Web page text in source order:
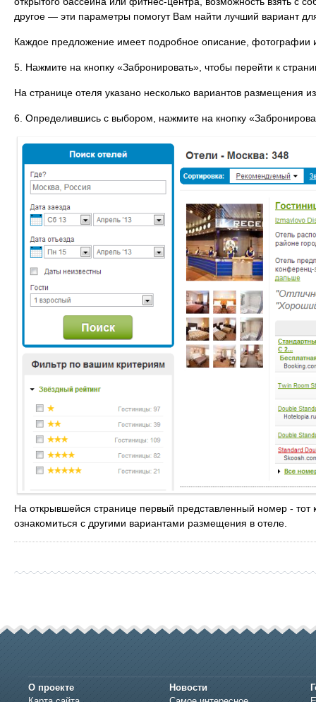
другое — эти параметры помогут Вам найти лучший вариант
Каждое предложение имеет подробное описание, фотографии
5. Нажмите на кнопку «Забронировать», чтобы перейти к
На странице отеля указано несколько вариантов размещения
6. Определившись с выбором, нажмите на кнопку
На открывшейся странице первый представленный номер -
ознакомиться с другими вариантами размещения в отеле.
О проекте
Новости